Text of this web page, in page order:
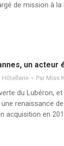
de mission à la
un acteur
Hôtellerie Par Miss
du Lubéron,
renaissance
acquisition en